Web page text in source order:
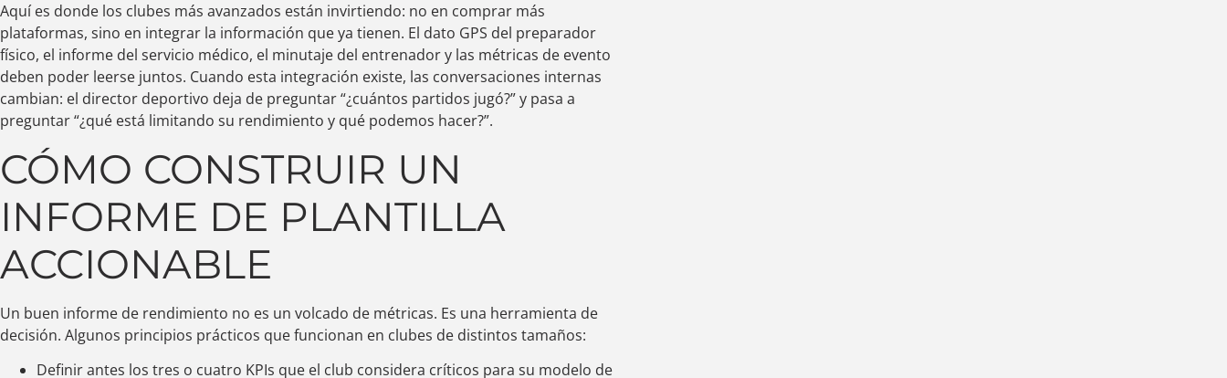
Aquí es donde los clubes más avanzados están invirtiendo: no en comprar más
plataformas, sino en integrar la información que ya tienen. El dato GPS del preparador
físico, el informe del servicio médico, el minutaje del entrenador y las métricas de evento
deben poder leerse juntos. Cuando esta integración existe, las conversaciones internas
cambian: el director deportivo deja de preguntar “¿cuántos partidos jugó?” y pasa a
preguntar “¿qué está limitando su rendimiento y qué podemos hacer?”.
CÓMO CONSTRUIR UN
INFORME DE PLANTILLA
ACCIONABLE
Un buen informe de rendimiento no es un volcado de métricas. Es una herramienta de
decisión. Algunos principios prácticos que funcionan en clubes de distintos tamaños:
Definir antes los tres o cuatro KPIs que el club considera críticos para su modelo de